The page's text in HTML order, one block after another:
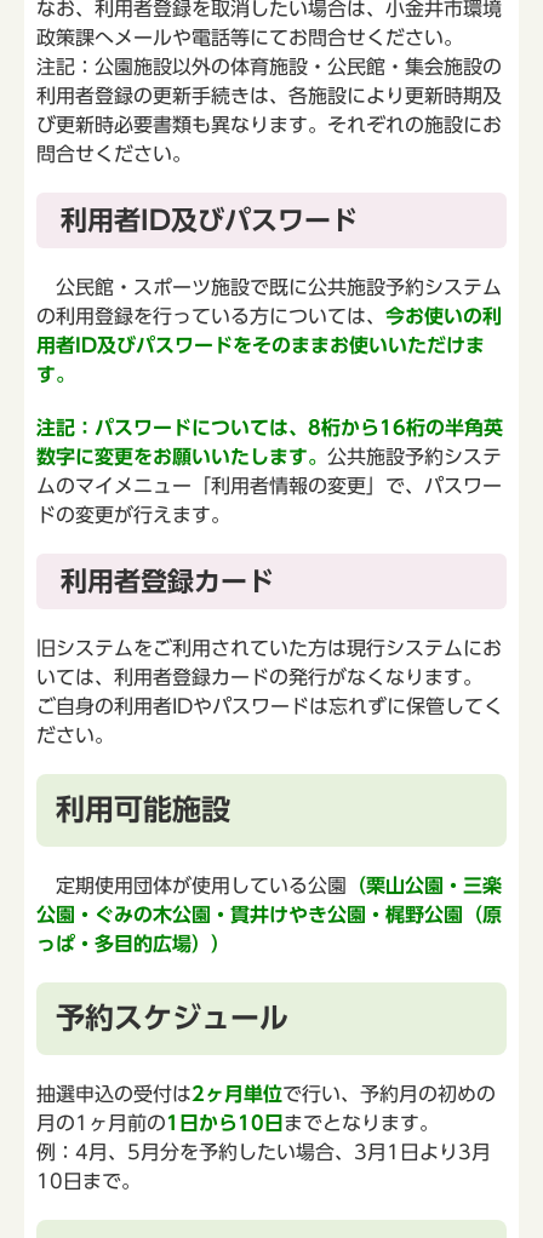
なお、利用者登録を取消したい場合は、小金井市環境
政策課へメールや電話等にてお問合せください。
注記：公園施設以外の体育施設・公民館・集会施設の
利用者登録の更新手続きは、各施設により更新時期及
び更新時必要書類も異なります。それぞれの施設にお
問合せください。
利用者ID及びパスワード
公民館・スポーツ施設で既に公共施設予約システム
の利用登録を行っている方については、 今お使いの利
用者ID及びパスワードをそのままお使いいただけま
す。
注記：パスワードについては、8桁から16桁の半角英
数字に変更をお願いいたします。 公共施設予約システ
ムのマイメニュー「利用者情報の変更」で、パスワー
ドの変更が行えます。
利用者登録カード
旧システムをご利用されていた方は現行システムにお
いては、利用者登録カードの発行がなくなります。
ご自身の利用者IDやパスワードは忘れずに保管してく
ださい。
利用可能施設
定期使用団体が使用している公園
（栗山公園・三楽
公園・ぐみの木公園・貫井けやき公園・梶野公園（原
っぱ・多目的広場））
予約スケジュール
抽選申込の受付は2ヶ月単位で行い、予約月の初めの
月の1ヶ月前の1日から10日 までとなります。
例：4月、5月分を予約したい場合、3月1日より3月
10日まで。